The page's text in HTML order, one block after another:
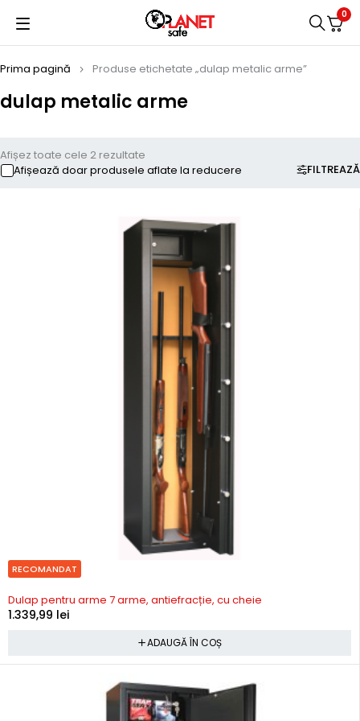
0
dulap metalic arme
Prima pagină Produse etichetate „dulap metalic arme”
FILTREAZĂ
Afișez toate cele 2 rezultate
Afișează doar produsele aflate la reducere
RECOMANDAT
In stoc
Dulap pentru arme 7 arme, antiefracție, cu cheie
1.339,99 lei
ADAUGĂ ÎN COȘ